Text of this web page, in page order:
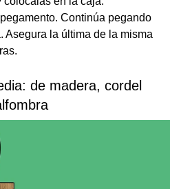
Continúa pegando
Asegura la última de la misma
de madera, cordel